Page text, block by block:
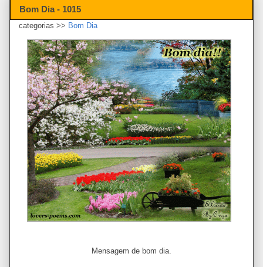
Bom Dia - 1015
categorias >> Bom Dia
Mensagem de bom dia.